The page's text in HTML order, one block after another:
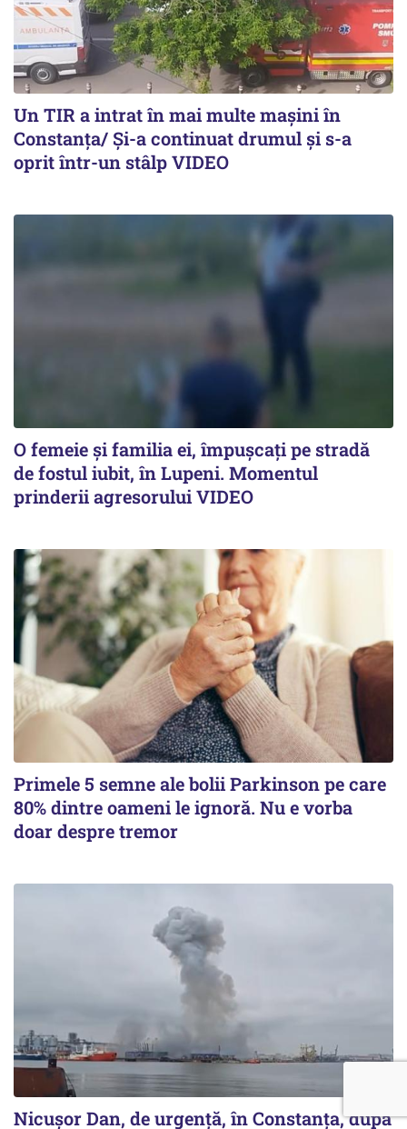
Un TIR a intrat în mai multe mașini în
Constanța/ Și-a continuat drumul și s-a
oprit într-un stâlp VIDEO
O femeie și familia ei, împușcați pe stradă
de fostul iubit, în Lupeni. Momentul
prinderii agresorului VIDEO
Primele 5 semne ale bolii Parkinson pe care
80% dintre oameni le ignoră. Nu e vorba
doar despre tremor
Nicușor Dan, de urgență, în Constanța, după